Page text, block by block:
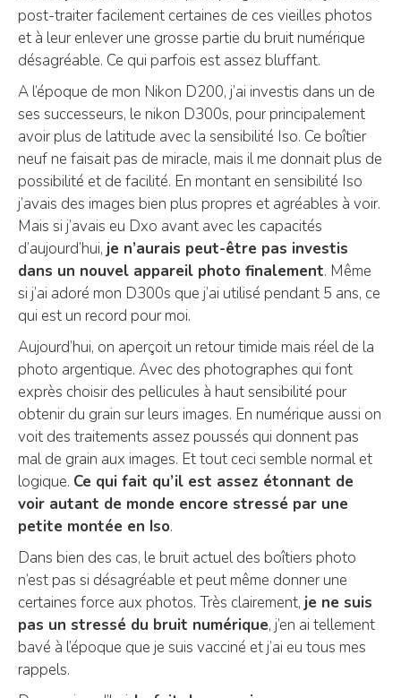
post-traiter facilement certaines de ces vieilles photos
et à leur enlever une grosse partie du bruit numérique
désagréable. Ce qui parfois est assez bluffant.
A l’époque de mon Nikon D200, j’ai investis dans un de
ses successeurs, le nikon D300s, pour principalement
avoir plus de latitude avec la sensibilité Iso. Ce boîtier
neuf ne faisait pas de miracle, mais il me donnait plus de
possibilité et de facilité. En montant en sensibilité Iso
j’avais des images bien plus propres et agréables à voir.
Mais si j’avais eu Dxo avant avec les capacités
d’aujourd’hui, je n’aurais peut-être pas investis
dans un nouvel appareil photo finalement. Même
si j’ai adoré mon D300s que j’ai utilisé pendant 5 ans, ce
qui est un record pour moi.
Aujourd’hui, on aperçoit un retour timide mais réel de la
photo argentique. Avec des photographes qui font
exprès choisir des pellicules à haut sensibilité pour
obtenir du grain sur leurs images. En numérique aussi on
voit des traitements assez poussés qui donnent pas
mal de grain aux images. Et tout ceci semble normal et
logique. Ce qui fait qu’il est assez étonnant de
voir autant de monde encore stressé par une
petite montée en Iso.
Dans bien des cas, le bruit actuel des boîtiers photo
n’est pas si désagréable et peut même donner une
certaines force aux photos. Très clairement, je ne suis
pas un stressé du bruit numérique, j’en ai tellement
bavé à l’époque que je suis vacciné et j’ai eu tous mes
rappels.